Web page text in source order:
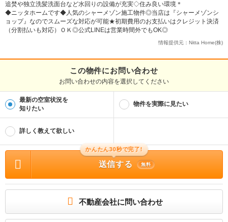
追焚や独立洗髪洗面台など水回りの設備が充実◇住み良い環境＊
◆ニッタホームです◆人気のシャーメゾン施工物件◎当店は『シャーメゾンシ
ョップ』なのでスムーズな対応が可能★初期費用のお支払いはクレジット決済
（分割払いも対応）ＯＫ◎公式LINEは営業時間外でもOK◎
情報提供元：Nitta Home(株)
この物件にお問い合わせ
お問い合わせの内容を選択してください
最新の空室状況を
知りたい
物件を実際に見たい
詳しく教えて欲しい
かんたん30秒で完了!
送信する 無料
不動産会社に問い合わせ